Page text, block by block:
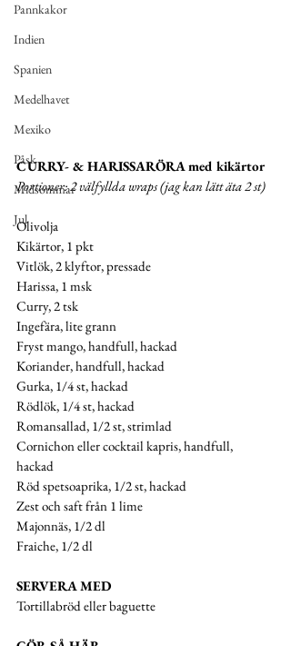
Pannkakor
Indien
Spanien
Medelhavet
Mexiko
Påsk
Midsommar
Jul
CURRY- & HARISSARÖRA med kikärtor
Portioner: 2 välfyllda wraps (jag kan lätt äta 2 st)
Olivolja
Kikärtor, 1 pkt
Vitlök, 2 klyftor, pressade
Harissa, 1 msk
Curry, 2 tsk
Ingefära, lite grann
Fryst mango, handfull, hackad
Koriander, handfull, hackad
Gurka, 1/4 st, hackad
Rödlök, 1/4 st, hackad
Romansallad, 1/2 st, strimlad
Cornichon eller cocktail kapris, handfull,
hackad
Röd spetsoaprika, 1/2 st, hackad
Zest och saft från 1 lime
Majonnäs, 1/2 dl
Fraiche, 1/2 dl
SERVERA MED
Tortillabröd eller baguette